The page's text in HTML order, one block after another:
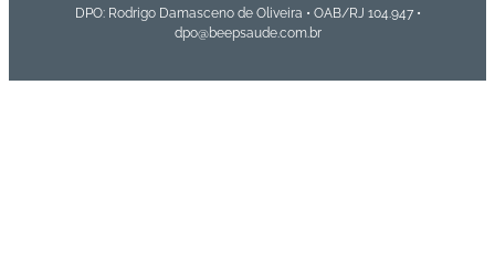
DPO: Rodrigo Damasceno de Oliveira • OAB/RJ 104.947 •
dpo@beepsaude.com.br